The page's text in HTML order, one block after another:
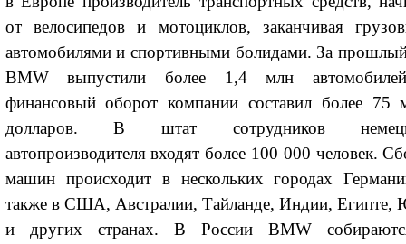
от велосипедов и мотоциклов, заканчивая
автомобилями и спортивными болидами. За
BMW выпустили более 1,4 млн
финансовый оборот компании составил более 75
долларов. В штат сотрудников
автопроизводителя входят более 100 000 человек.
машин происходит в нескольких городах
также в США, Австралии, Тайланде, Индии,
и других странах. В России BMW